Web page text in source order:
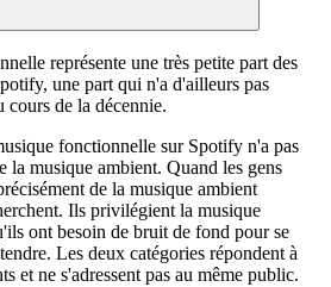
représente une très petite part des
une part qui n'a d'ailleurs pas
cours de la décennie.
fonctionnelle sur Spotify n'a pas
la musique ambient. Quand les gens
de la musique ambient
Ils privilégient la musique
ont besoin de bruit de fond pour se
Les deux catégories répondent à
et ne s'adressent pas au même public.